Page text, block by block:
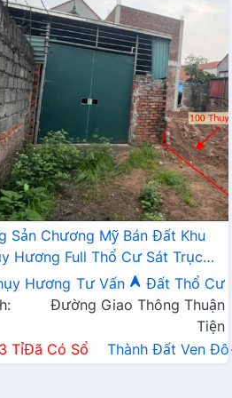
Sản Chương Mỹ Bán Đất Khu
Hương Full Thổ Cư Sát Trục
Doanh Liên Xã
Hương Tư Vấn
Đất Thổ Cư
Đường Giao Thông Thuận
Tiện
TỉĐã Có Sổ Thành Đất Ven